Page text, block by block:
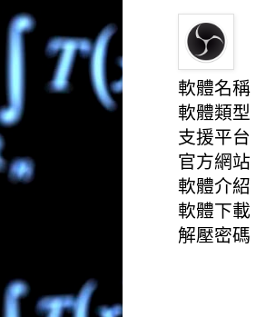
軟體名稱
軟體類型
支援平台
官方網站
軟體介紹
軟體下載
解壓密碼